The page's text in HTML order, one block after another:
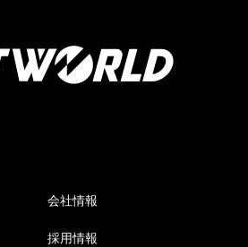
会社情報
採用情報